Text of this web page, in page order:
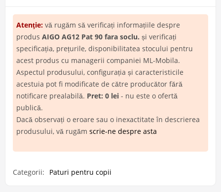
Atenţie: vă rugăm să verificați informațiile despre
produs AIGO AG12 Pat 90 fara soclu. și verificați
specificația, prețurile, disponibilitatea stocului pentru
acest produs cu managerii companiei ML-Mobila.
Aspectul produsului, configurația și caracteristicile
acestuia pot fi modificate de către producător fără
notificare prealabilă. Pret: 0 lei - nu este o ofertă
publică.
Dacă observați o eroare sau o inexactitate în descrierea
produsului, vă rugăm scrie-ne despre asta
Categorii: Paturi pentru copii